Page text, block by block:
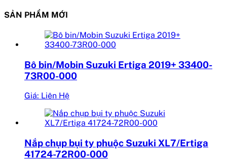
SẢN PHẨM MỚI
Bô bin/Mobin Suzuki Ertiga 2019+ 33400-
73R00-000
Giá: Liên Hệ
Nắp chụp bụi ty phuộc Suzuki XL7/Ertiga
41724-72R00-000